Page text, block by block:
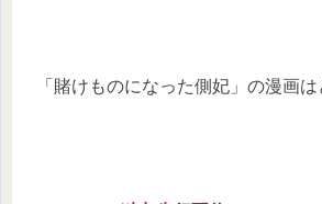
「賭けものになった側妃」の漫画